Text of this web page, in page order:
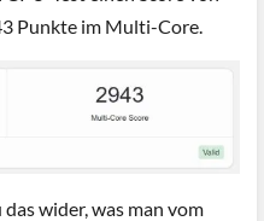
Punkte im Multi-Core.
wider, was man vom